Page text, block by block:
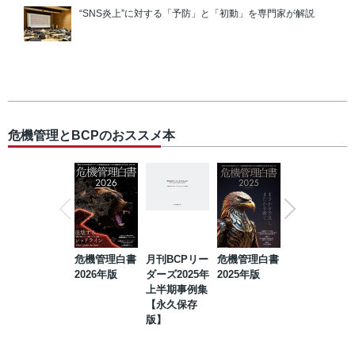
“SNS炎上”に対する「予防」と「初動」を専門家が解説
危機管理とBCPのおススメ本
危機管理白書
2026年版
月刊BCPリー
ダーズ2025年
上半期事例集
【永久保存
版】
危機管理白書
2025年版